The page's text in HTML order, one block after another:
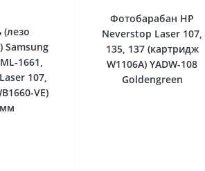
(лезо
1661,
107,
VE)
Фотобарабан HP
Neverstop Laser 107,
135, 137 (картридж
W1106A) YADW-108
Goldengreen